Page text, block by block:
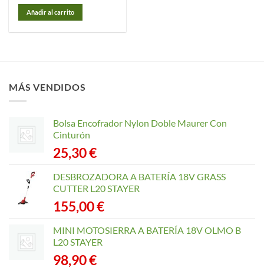
Añadir al carrito
MÁS VENDIDOS
Bolsa Encofrador Nylon Doble Maurer Con
Cinturón
25,30€
DESBROZADORA A BATERÍA 18V GRASS
CUTTER L20 STAYER
155,00€
MINI MOTOSIERRA A BATERÍA 18V OLMO B
L20 STAYER
98,90€